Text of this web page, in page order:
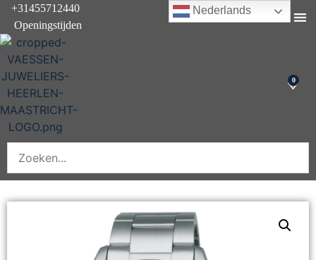
+31455712440
Openingstijden
0
Nederlands